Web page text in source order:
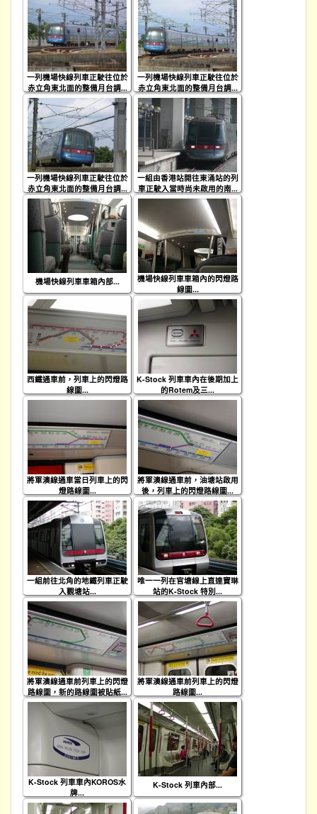
一列機場快線列車正駛往位於
赤立角東北面的整備月台調...
一列機場快線列車正駛往位於
赤立角東北面的整備月台調...
一列機場快線列車正駛往位於
赤立角東北面的整備月台調...
一組由香港站開往東涌站的列
車正駛入當時尚未啟用的南...
機場快線列車車箱內部...
機場快線列車車箱內的閃燈路
線圖...
西鐵通車前，列車上的閃燈路
線圖...
K-Stock 列車車內在後期加上
的Rotem及三...
將軍澳線通車當日列車上的閃
燈路線圖...
將軍澳線通車前，油塘站啟用
後，列車上的閃燈路線圖...
一組前往北角的地鐵列車正駛
入觀塘站...
唯一一列在官塘線上直達寶琳
站的K-Stock 特別...
將軍澳線通車前列車上的閃燈
路線圖，新的路線圖被貼紙...
將軍澳線通車前列車上的閃燈
路線圖...
K-Stock 列車車內KOROS水
牌...
K-Stock 列車內部...